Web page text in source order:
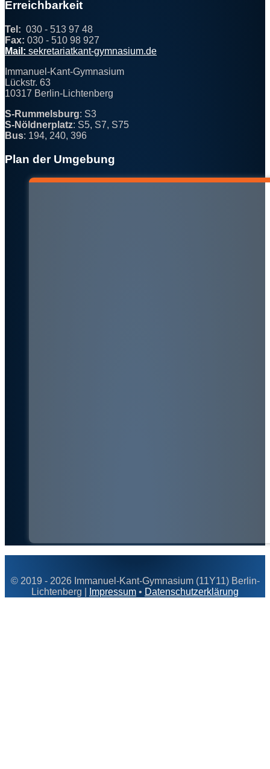
Erreichbarkeit
Tel: 030 - 513 97 48
Fax: 030 - 510 98 927
Mail: sekretariat@
kant-gymnasium.de
Immanuel-Kant-Gymnasium
Lückstr. 63
10317 Berlin-Lichtenberg
S-Rummelsburg: S3
S-Nöldnerplatz: S5, S7, S75
Bus: 194, 240, 396
Plan der Umgebung
© 2019 - 2026 Immanuel-Kant-Gymnasium (11Y11) Berlin-
Lichtenberg |
Impressum • Datenschutzerklärung